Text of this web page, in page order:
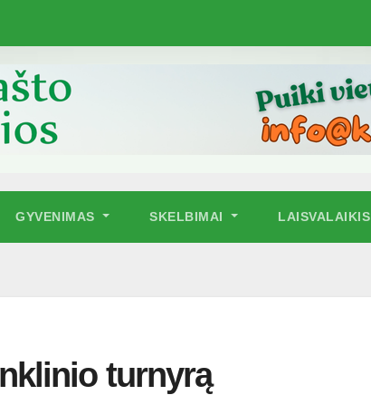
GYVENIMAS SKELBIMAI LAISVALAIKIS
turnyrą